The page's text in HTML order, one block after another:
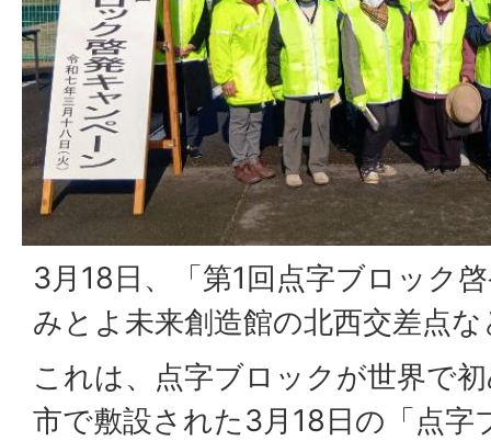
3月18日、「第1回点字ブロック
みとよ未来創造館の北西交差点
これは、点字ブロックが世界で
市で敷設された3月18日の「点字